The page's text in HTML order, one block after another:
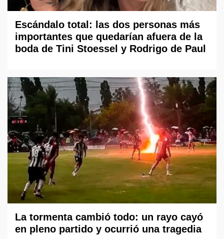
Escándalo total: las dos personas más
importantes que quedarían afuera de la
boda de Tini Stoessel y Rodrigo de Paul
La tormenta cambió todo: un rayo cayó
en pleno partido y ocurrió una tragedia